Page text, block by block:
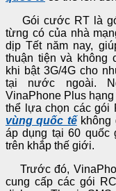
Gói cước RT là
từng có của nhà
dịp Tết năm nay,
thuận tiện và không
khi bật 3G/4G cho
tại nước ngoài.
VinaPhone Plus
thể lựa chọn các gói
vùng quốc tếkhông
áp dụng tại 60 quốc
trên khắp thế giới.
Trước đó,
cung cấp các gói